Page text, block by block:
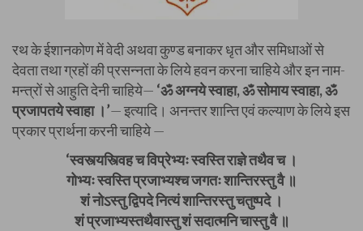
रथ के ईशानकोण में वेदी अथवा कुण्ड बनाकर धृत और समिधाओं से
देवता तथा ग्रहों की प्रसन्नता के लिये हवन करना चाहिये और इन नाम-
मन्त्रों से आहुति देनी चाहिये— ‘ॐ अग्नये स्वाहा, ॐ सोमाय स्वाहा, ॐ
प्रजापतये स्वाहा ।’— इत्यादि। अनन्तर शान्ति एवं कल्याण के लिये इस
प्रकार प्रार्थना करनी चाहिये —
‘स्वस्त्यस्त्विह च विप्रेभ्यः स्वस्ति राज्ञे तथैव च ।
गोभ्यः स्वस्ति प्रजाभ्यश्च जगतः शान्तिरस्तु वै ॥
शं नोऽस्तु द्विपदे नित्यं शान्तिरस्तु चतुष्पदे ।
शं प्रजाभ्यस्तथैवास्तु शं सदात्मनि चास्तु वै ॥